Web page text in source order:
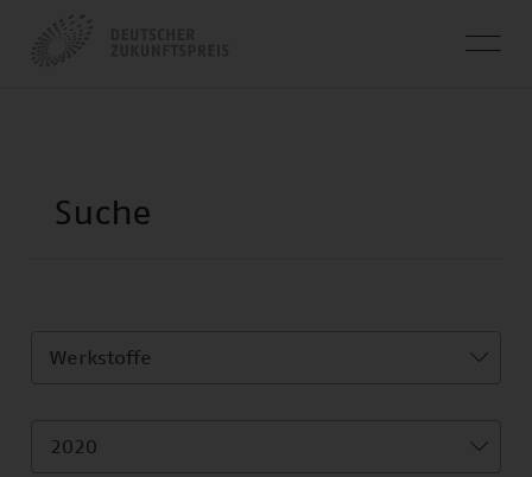
Werkstoffe
2020